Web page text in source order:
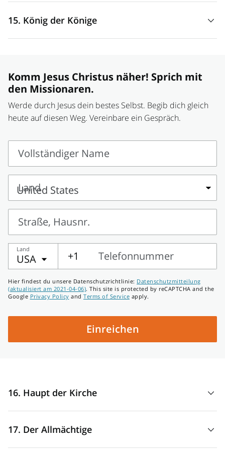
geschenkt. Die Herrschaft wurde auf seine Schulter gelegt.
15. König der Könige
Herr der Herren.“ (1 Timotheus 6:15.)
Komm Jesus Christus näher! Sprich mit
den Missionaren.
Werde durch Jesus dein bestes Selbst. Begib dich gleich
heute auf diesen Weg. Vereinbare ein Gespräch.
Vollständiger Name
Vollständiger
Name
Land
Land
Straße, Hausnr.
Straße,
Hausnr.
Land
USA +1
Telefonnummer
Telefonnummer
Hier findest du unsere Datenschutzrichtlinie: Datenschutzmitteilung
(aktualisiert am 2021-04-06). This site is protected by reCAPTCHA and the
Google Privacy Policy and Terms of Service apply.
Einreichen
16. Haupt der Kirche
Retter des Leibes.“ (Epheser 5:23.)
17. Der Allmächtige